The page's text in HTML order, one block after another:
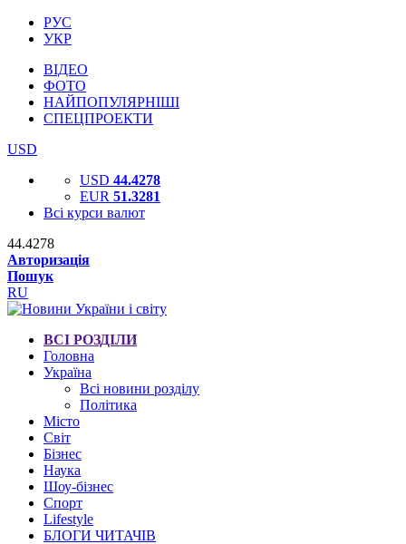
РУС
УКР
ВІДЕО
ФОТО
НАЙПОПУЛЯРНІШІ
СПЕЦПРОЕКТИ
USD
USD 44.4278
EUR 51.3281
Всі курси валют
44.4278
Авторизація
Пошук
RU
ВСІ РОЗДІЛИ
Головна
Україна
Всі новини розділу
Політика
Місто
Світ
Бізнес
Наука
Шоу-бізнес
Спорт
Lifestyle
БЛОГИ ЧИТАЧІВ